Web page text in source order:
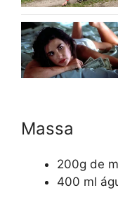
Massa
200g de
400 ml